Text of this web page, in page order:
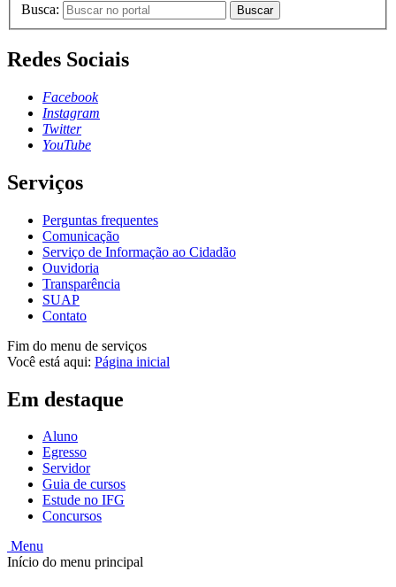
Busca: Buscar
Redes Sociais
Facebook
Instagram
Twitter
YouTube
Serviços
Perguntas frequentes
Comunicação
Serviço de Informação ao Cidadão
Ouvidoria
Transparência
SUAP
Contato
Fim do menu de serviços
Você está aqui: Página inicial
Em destaque
Aluno
Egresso
Servidor
Guia de cursos
Estude no IFG
Concursos
Menu
Início do menu principal